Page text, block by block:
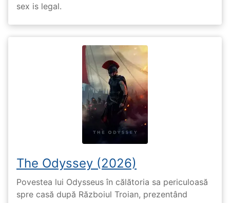
sex is legal.
The Odyssey (2026)
Povestea lui Odysseus în călătoria sa periculoasă
spre casă după Războiul Troian, prezentând